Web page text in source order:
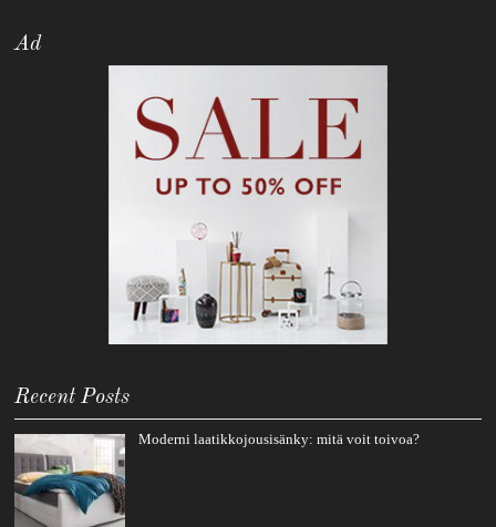
Ad
Recent Posts
Moderni laatikkojousisänky: mitä voit toivoa?